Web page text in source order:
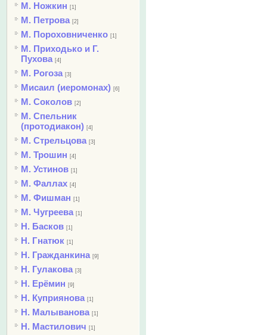
М. Ножкин [1]
М. Петрова [2]
М. Пороховниченко [1]
М. Приходько и Г.
Пухова [4]
М. Рогоза [3]
Мисаил (иеромонах) [6]
М. Соколов [2]
М. Спельник
(протодиакон) [4]
М. Стрельцова [3]
М. Трошин [4]
М. Устинов [1]
М. Фаллах [4]
М. Фишман [1]
М. Чугреева [1]
Н. Басков [1]
Н. Гнатюк [1]
Н. Гражданкина [9]
Н. Гулакова [3]
Н. Ерёмин [9]
Н. Куприянова [1]
Н. Малыванова [1]
Н. Мастилович [1]